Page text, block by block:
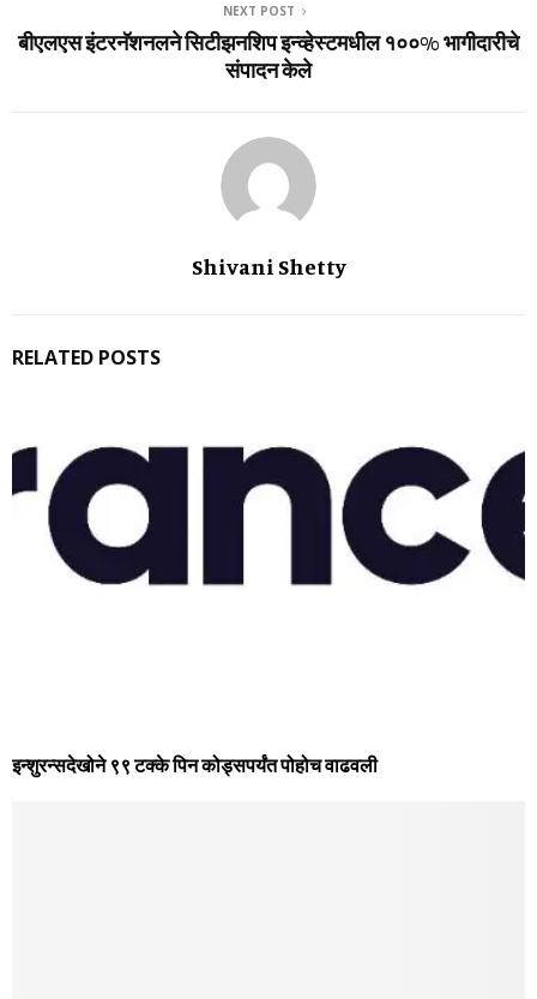
NEXT POST
बीएलएस इंटरनॅशनलने सिटीझनशिप इन्व्हेस्टमधील १००% भागीदारीचे
संपादन केले
Shivani Shetty
RELATED POSTS
इन्शुरन्सदेखोने ९९ टक्के पिन कोड्सपर्यंत पोहोच वाढवली